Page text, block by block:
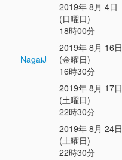
2019年 8月 4日
(日曜日)
18時00分
NagaiJ
2019年 8月 16日
(金曜日)
16時30分
2019年 8月 17日
(土曜日)
22時30分
2019年 8月 24日
(土曜日)
22時30分